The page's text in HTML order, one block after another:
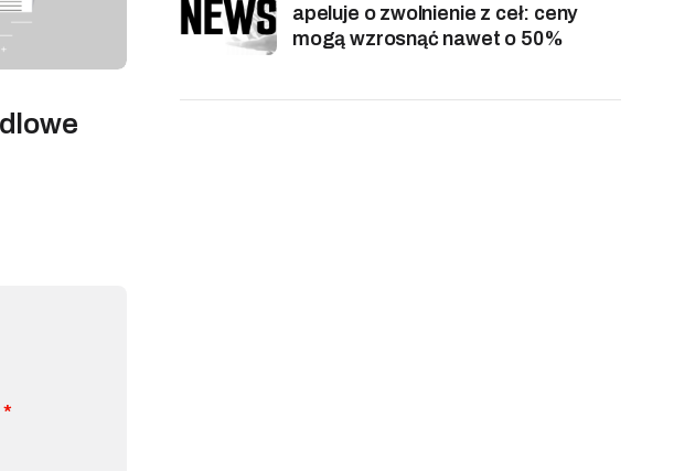
*
apeluje o zwolnienie z ceł: ceny
mogą wzrosnąć nawet o 50%